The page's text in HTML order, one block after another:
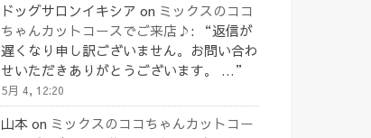
ドッグサロンイキシア on ミックスのココ
ちゃんカットコースでご来店♪ : “返信が
遅くなり申し訳ございません。お問い合わ
せいただきありがとうございます。 … ”
5月 4, 12:20
山本 on ミックスのココちゃんカットコー